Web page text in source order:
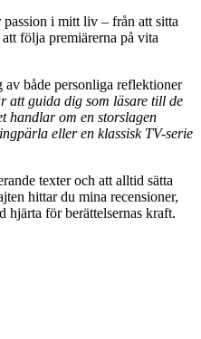
i mitt liv – från att sitta
följa premiärerna på vita
både personliga reflektioner
att guida dig som läsare till de
handlar om en storslagen
eller en klassisk TV-serie
texter och att alltid sätta
hittar du mina recensioner,
hjärta för berättelsernas kraft.